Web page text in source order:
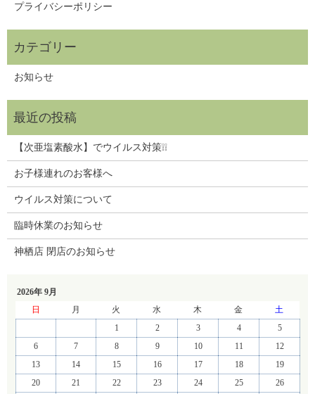
プライバシーポリシー
お知らせ
【次亜塩素酸水】でウイルス対策❕❕
お子様連れのお客様へ
ウイルス対策について
臨時休業のお知らせ
神栖店 閉店のお知らせ
2026年 9月
日
月 火 水 木 金
土
1
2 3 4
5
6
7 8 9 10 11
12
13
14 15 16 17 18
19
20
21 22 23 24 25
26